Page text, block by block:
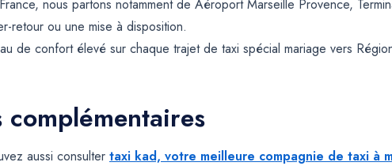
nous partons notamment de Aéroport Marseille Provence,
retour ou une mise à disposition.
de confort élevé sur chaque trajet de taxi spécial mariage vers
aussi consulter taxi kad, votre meilleure compagnie de taxi à